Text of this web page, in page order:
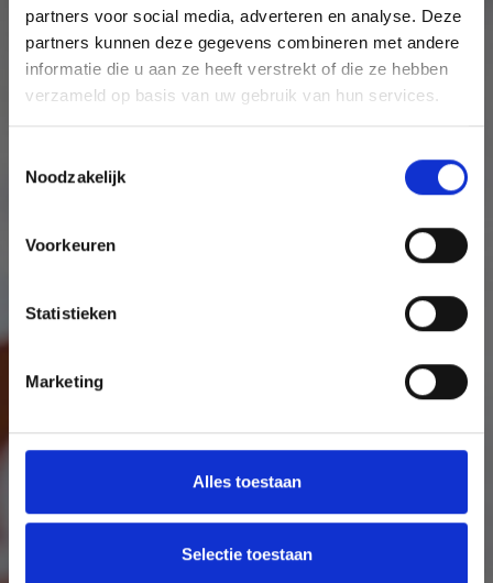
partners voor social media, adverteren en analyse. Deze
partners kunnen deze gegevens combineren met andere
informatie die u aan ze heeft verstrekt of die ze hebben
verzameld op basis van uw gebruik van hun services.
Noodzakelijk
Voorkeuren
Statistieken
Marketing
Alles toestaan
Selectie toestaan